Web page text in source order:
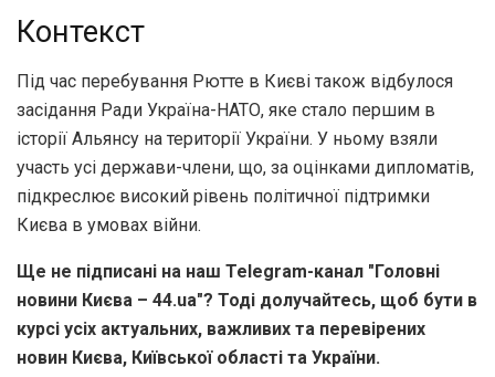
Контекст
Під час перебування Рютте в Києві також відбулося
засідання Ради Україна-НАТО, яке стало першим в
історії Альянсу на території України. У ньому взяли
участь усі держави-члени, що, за оцінками дипломатів,
підкреслює високий рівень політичної підтримки
Києва в умовах війни.
Ще не підписані на наш Telegram-канал "Головні
новини Києва – 44.ua"? Тоді долучайтесь, щоб бути в
курсі усіх актуальних, важливих та перевірених
новин Києва, Київської області та України.